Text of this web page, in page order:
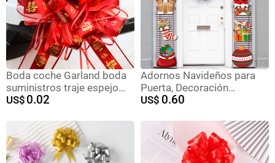
Boda coche Garland boda
suministros traje espejo
retrovisor auxiliar coche
bar boda habitación diseño
extra grande bola flor
US$ 0.02
Adornos Navideños para
Puerta, Decoración
Navideña para Reuniones
Fiestas, Adornos
Navideños
US$ 0.60